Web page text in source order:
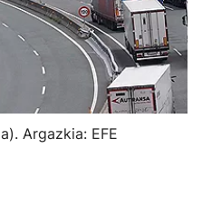
Argazkia: EFE